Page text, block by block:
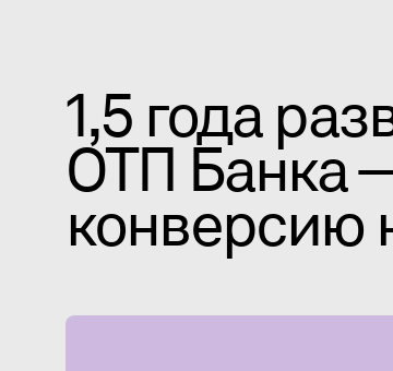
1,5 года
ОТП Банка
конверсию